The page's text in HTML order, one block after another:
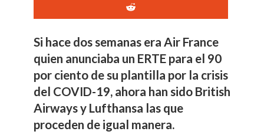
Si hace dos semanas era Air France
quien anunciaba un ERTE para el 90
por ciento de su plantilla por la crisis
del COVID-19, ahora han sido British
Airways y Lufthansa las que
proceden de igual manera.